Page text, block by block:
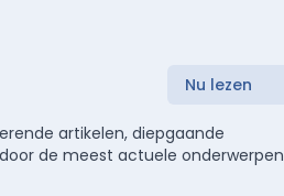
Nu lezen
artikelen, diepgaande
de meest actuele onderwerpen